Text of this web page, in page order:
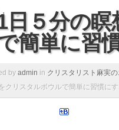
・』
1日５分の
簡単に習
by admin in クリスタリスト麻実の
クリスタルボウルで簡単に習慣に